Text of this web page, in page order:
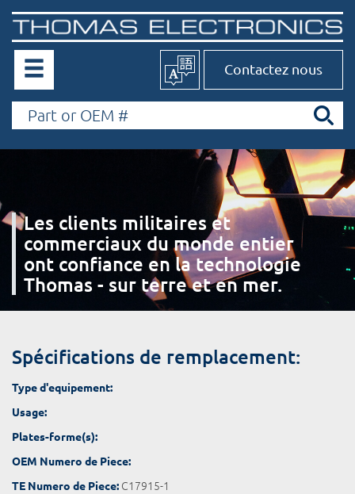
Contactez nous
Les clients militaires et
commerciaux du monde entier
ont confiance en la technologie
Thomas - sur terre et en mer.
Spécifications de remplacement:
Type d'equipement:
Usage:
Plates-forme(s):
OEM Numero de Piece:
TE Numero de Piece: C17915-1